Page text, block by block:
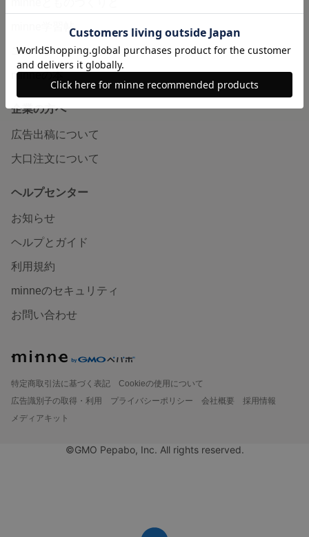
minne学習帖
ニュース
minneの本
企業の方へ
広告出稿について
大口注文について
ヘルプセンター
お知らせ
ヘルプとガイド
利用規約
minneのセキュリティ
お問い合わせ
特定商取引法に基づく表記
Cookieの使用について
広告識別子の取得・利用
プライバシーポリシー 会社概要
採用情報
メディアキット
©GMO Pepabo, Inc. All rights reserved.